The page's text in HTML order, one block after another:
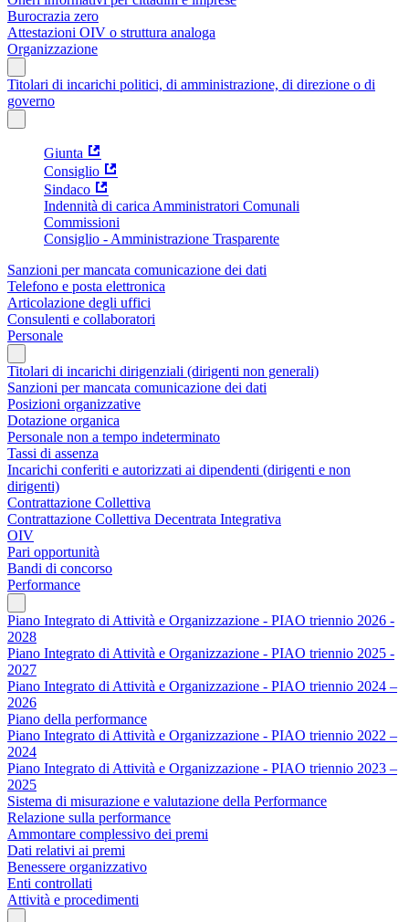
Burocrazia zero
Attestazioni OIV o struttura analoga
Organizzazione
Titolari di incarichi politici, di amministrazione, di direzione o di
governo
Giunta
Consiglio
Sindaco
Indennità di carica Amministratori Comunali
Commissioni
Consiglio - Amministrazione Trasparente
Sanzioni per mancata comunicazione dei dati
Telefono e posta elettronica
Articolazione degli uffici
Consulenti e collaboratori
Personale
Titolari di incarichi dirigenziali (dirigenti non generali)
Sanzioni per mancata comunicazione dei dati
Posizioni organizzative
Dotazione organica
Personale non a tempo indeterminato
Tassi di assenza
Incarichi conferiti e autorizzati ai dipendenti (dirigenti e non
dirigenti)
Contrattazione Collettiva
Contrattazione Collettiva Decentrata Integrativa
OIV
Pari opportunità
Bandi di concorso
Performance
Piano Integrato di Attività e Organizzazione - PIAO triennio 2026 -
2028
Piano Integrato di Attività e Organizzazione - PIAO triennio 2025 -
2027
Piano Integrato di Attività e Organizzazione - PIAO triennio 2024 –
2026
Piano della performance
Piano Integrato di Attività e Organizzazione - PIAO triennio 2022 –
2024
Piano Integrato di Attività e Organizzazione - PIAO triennio 2023 –
2025
Sistema di misurazione e valutazione della Performance
Relazione sulla performance
Ammontare complessivo dei premi
Dati relativi ai premi
Benessere organizzativo
Enti controllati
Attività e procedimenti